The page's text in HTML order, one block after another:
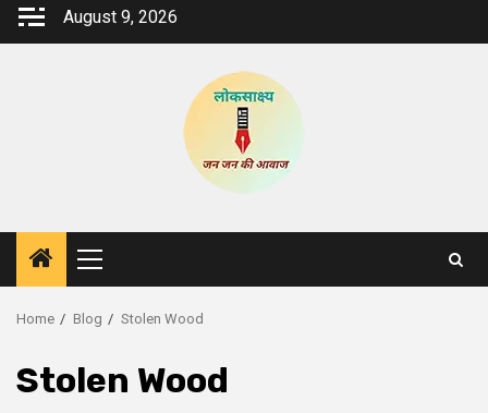
Skip
August 9, 2026
Primary
Menu
Home Blog Stolen Wood
Stolen Wood